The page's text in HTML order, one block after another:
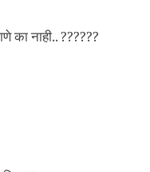
का नाही.. ??????